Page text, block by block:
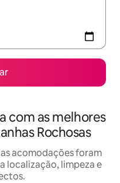
com as melhores
Rochosas
acomodações foram
localização, limpeza e